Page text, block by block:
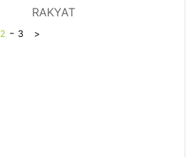
RAKYAT
2 - 3 >